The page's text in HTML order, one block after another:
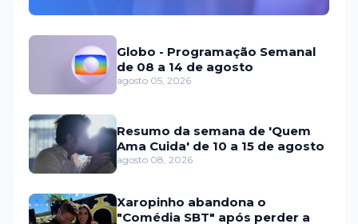
Globo - Programação Semanal
de 08 a 14 de agosto
agosto 05, 2026
Resumo da semana de 'Quem
Ama Cuida' de 10 a 15 de agosto
agosto 08, 2026
Xaropinho abandona o
"Comédia SBT" após perder a